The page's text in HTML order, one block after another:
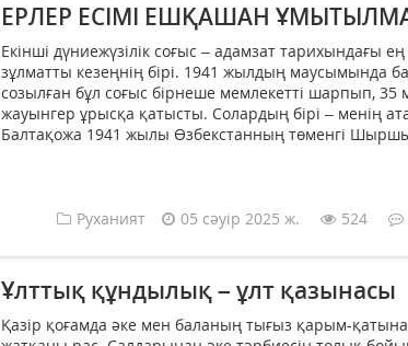
ЕРЛЕР ЕСІМІ ЕШҚАШАН
Екінші дүниежүзілік соғыс – адамзат тарихындағы
зұлматты кезеңнің бірі. 1941 жылдың маусымында
созылған бұл соғыс бірнеше мемлекетті шарпып, 35
жауынгер ұрысқа қатысты. Солардың бірі – менің
Балтақожа 1941 жылы Өзбекстанның төменгі
Руханият 05 сәуір 2025 ж. 524
Ұлттық құндылық – ұлт қазынасы
Қазір қоғамда әке мен баланың тығыз қарым-